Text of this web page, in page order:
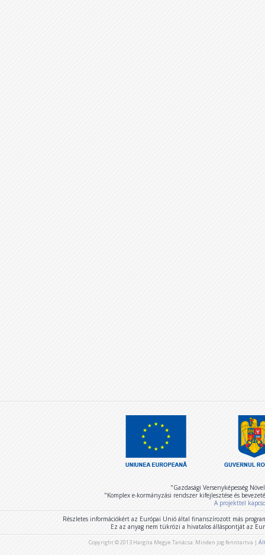
"Gazdasági Versenyképesség
"Komplex e-kormányzási rendszer kifejlesztése és
A projekttel
Részletes információkért az Európai Unió által finanszírozott más
Ez az anyag nem tükrözi a hivatalos álláspontját az
Copyright © 2013 Hargita Megye Tanácsa. Minden jog fenntartva |